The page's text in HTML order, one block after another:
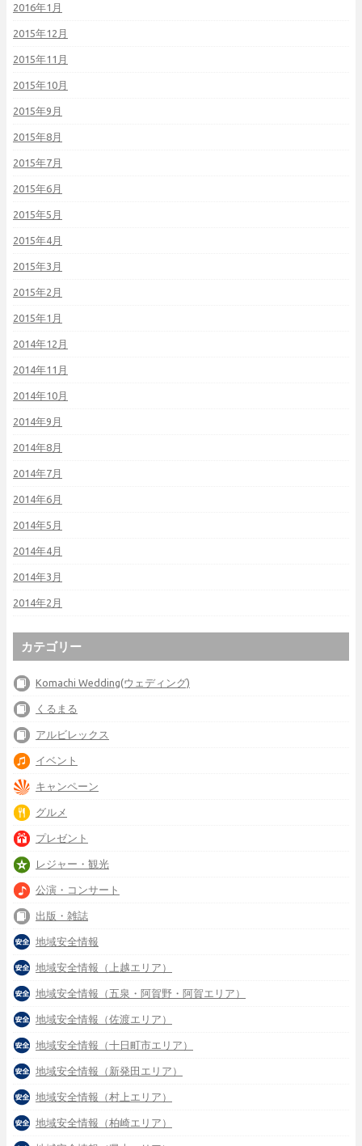
2016年1月
2015年12月
2015年11月
2015年10月
2015年9月
2015年8月
2015年7月
2015年6月
2015年5月
2015年4月
2015年3月
2015年2月
2015年1月
2014年12月
2014年11月
2014年10月
2014年9月
2014年8月
2014年7月
2014年6月
2014年5月
2014年4月
2014年3月
2014年2月
カテゴリー
Komachi Wedding(ウェディング)
くるまる
アルビレックス
イベント
キャンペーン
グルメ
プレゼント
レジャー・観光
公演・コンサート
出版・雑誌
地域安全情報
地域安全情報（上越エリア）
地域安全情報（五泉・阿賀野・阿賀エリア）
地域安全情報（佐渡エリア）
地域安全情報（十日町市エリア）
地域安全情報（新発田エリア）
地域安全情報（村上エリア）
地域安全情報（柏崎エリア）